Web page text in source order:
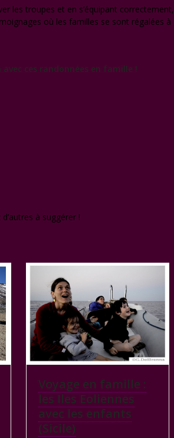
les troupes et en s’équipant correctement,
où les familles se sont régalées à
ces randonnées en famille !
à suggérer !
Voyage en famille :
les Iles Eoliennes
avec les enfants
(Sicile)